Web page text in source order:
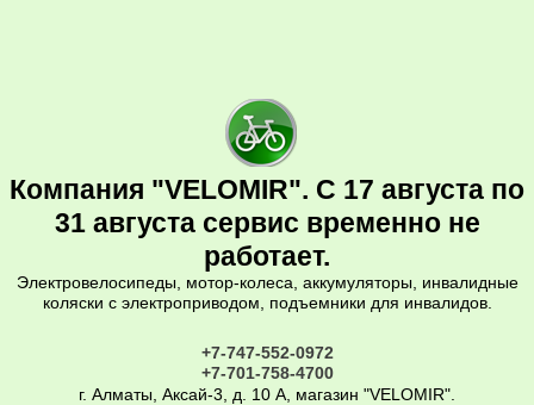
Компания "VELOMIR". С 17 августа по
31 августа сервис временно не
работает.
Электровелосипеды, мотор-колеса, аккумуляторы, инвалидные
коляски с электроприводом, подъемники для инвалидов.
+7-747-552-0972
+7-701-758-4700
г. Алматы, Аксай-3, д. 10 А, магазин "VELOMIR".